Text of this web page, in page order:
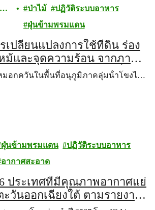
ง
ป่าไม้
ปฏิวัติระบบอาหาร
ฝุ่นข้ามพรมแดน
เปลี่ยนแปลงการใช้ที่ดิน ร่อง
ม้และจุดความร้อน จากภาพ
. 2567 ในอนุภูมิภาคลุ่มน้ํา
งประเทศไทย, ตอนบนของ
ฉานของเมียนมา)
อกควันในพื้นที่อนุภูมิภาคลุ่มน้ําโขงไ…
ฝุ่นข้ามพรมแดน
ปฏิวัติระบบอาหาร
อากาศสะอาด
ประเทศที่มีคุณภาพอากาศแย่
วันออกเฉียงใต้ ตามรายงาน